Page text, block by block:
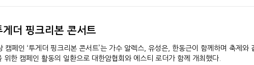
더 핑크리본 콘서트
페인 ‘투게더 핑크리본 콘서트’는 가수 알렉스, 유성은, 한동근이 함께하며 축제와
한 캠페인 활동의 일환으로 대한암협회와 에스티 로더가 함께 개최했다.